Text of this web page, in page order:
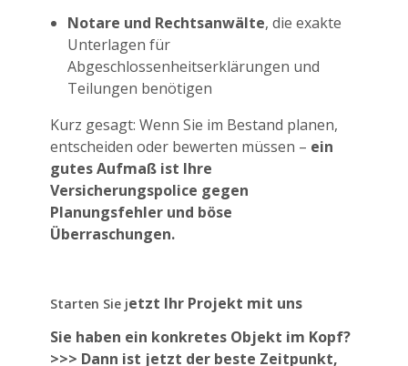
Notare und Rechtsanwälte, die exakte
Unterlagen für
Abgeschlossenheitserklärungen und
Teilungen benötigen
Kurz gesagt: Wenn Sie im Bestand planen,
entscheiden oder bewerten müssen – ein
gutes Aufmaß ist Ihre
Versicherungspolice gegen
Planungsfehler und böse
Überraschungen.
Starten Sie jetzt Ihr Projekt mit uns
Sie haben ein konkretes Objekt im Kopf?
>>> Dann ist jetzt der beste Zeitpunkt,